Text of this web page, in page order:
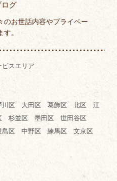
ログ
のお世話内容やプライベー
。
ビスエリア
川区 大田区 葛飾区 北区 江
杉並区 墨田区 世田谷区
島区 中野区 練馬区 文京区